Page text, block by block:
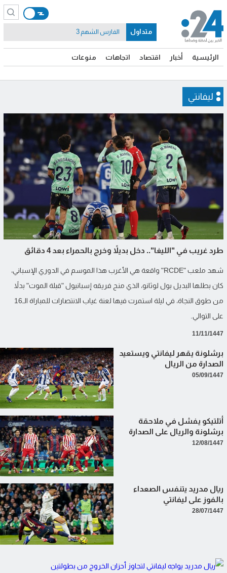
الرئيسية أخبار اقتصاد اتجاهات منوعات
متداول الفارس الشهم 3
ليفانتي
طرد غريب في "الليغا".. دخل بديلاً وخرج بالحمراء بعد 4 دقائق
شهد ملعب "RCDE" واقعة هي الأغرب هذا الموسم في الدوري الإسباني،
كان بطلها البديل بول لوثانو، الذي منح فريقه إسبانيول "قبلة الموت" بدلاً
من طوق النجاة، في ليلة استمرت فيها لعنة غياب الانتصارات للمباراة الـ16
على التوالي.
11/11/1447
برشلونة يقهر ليفانتي ويستعيد
الصدارة من الريال
05/09/1447
أتلتيكو يفشل في ملاحقة
برشلونة والريال على الصدارة
12/08/1447
ريال مدريد يتنفس الصعداء
بالفوز على ليفانتي
28/07/1447